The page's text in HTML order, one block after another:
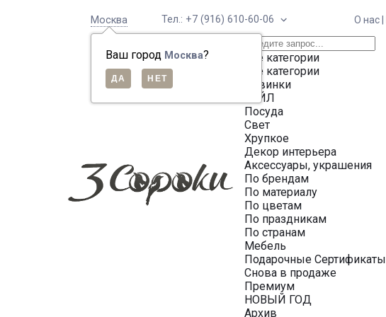
Москва
Ваш город Москва?
Тел.: +7 (916) 610-60-06 О нас |
Все категории
Все категории
Новинки
СЕЙЛ
Посуда
Свет
Хрупкое
Декор интерьера
Аксессуары, украшения
По брендам
По материалу
По цветам
По праздникам
По странам
Мебель
Подарочные Сертификаты
Снова в продаже
Премиум
НОВЫЙ ГОД
Архив